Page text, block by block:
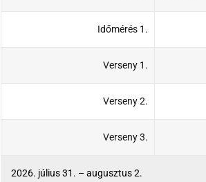
Időmérés 1.
Verseny 1.
Verseny 2.
Verseny 3.
2026. július 31. – augusztus 2.